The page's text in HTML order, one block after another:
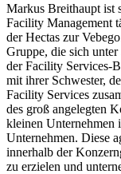
Markus Breithaupt ist
Facility Management
der Hectas zur
Gruppe, die sich
der Facility Services-
mit ihrer Schwester,
Facility Services
des groß angelegten
kleinen Unternehmen
Unternehmen. Diese
innerhalb der
zu erzielen und